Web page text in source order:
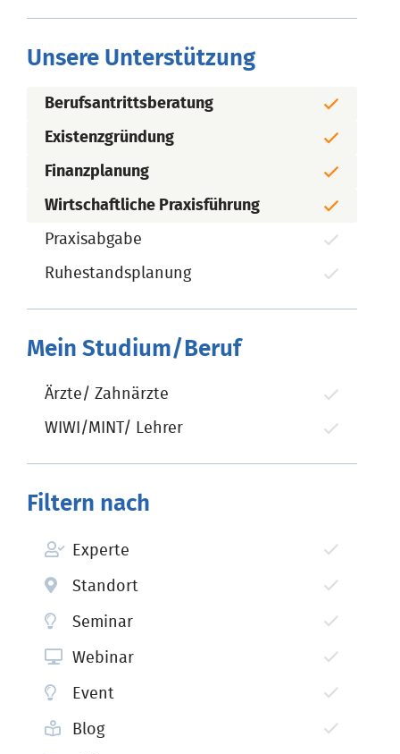
Unsere Unterstützung
Berufsantrittsberatung
Existenzgründung
Finanzplanung
Wirtschaftliche Praxisführung
Praxisabgabe
Ruhestandsplanung
Mein Studium/Beruf
Ärzte/ Zahnärzte
WIWI/MINT/ Lehrer
Filtern nach
Experte
Standort
Seminar
Webinar
Event
Blog